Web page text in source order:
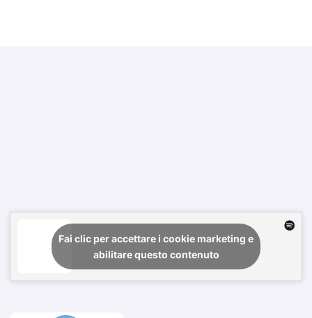
Fai clic per accettare i cookie marketing e
abilitare questo contenuto